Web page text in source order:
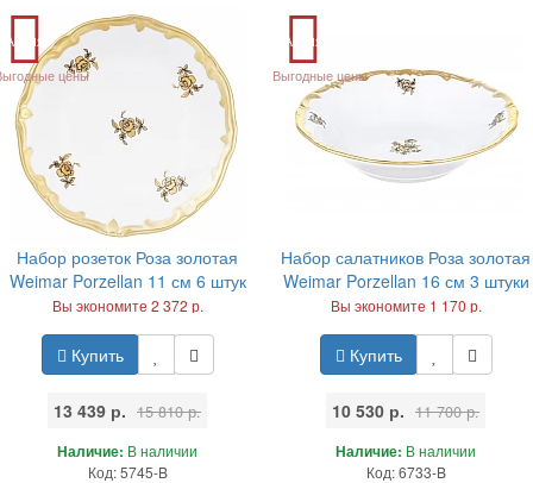
Акция
цены
Набор розеток Роза золотая
Weimar Porzellan 11 см 6 штук
Вы экономите 2 372 р.
Купить
13 439 р. 15 810 р.
Наличие: В наличии
Код: 5745-B
Акция
Выгодные цены
Набор салатников Роза золотая
Weimar Porzellan 16 см 3 штуки
Вы экономите 1 170 р.
Купить
10 530 р. 11 700 р.
Наличие: В наличии
Код: 6733-B